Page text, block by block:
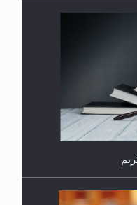
أو الهجرية؟